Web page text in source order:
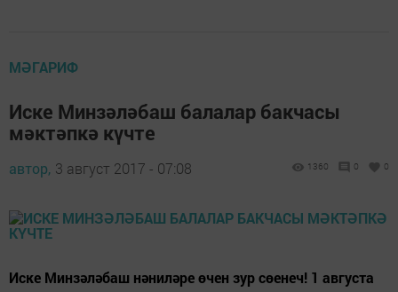
МӘГАРИФ
Иске Минзәләбаш балалар бакчасы
мәктәпкә күчте
автор, 3 август 2017 - 07:08 1360 0 0
Иске Минзәләбаш нәниләре өчен зур сөенеч! 1 августа